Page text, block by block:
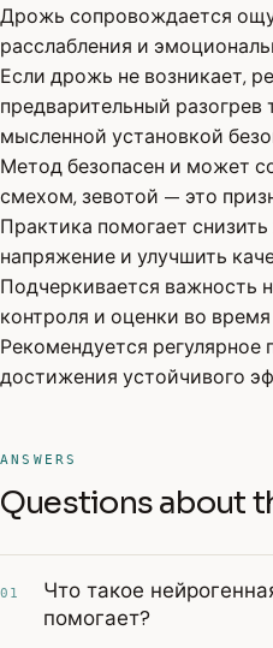
Дрожь сопровождается
расслабления и
Если дрожь не возникает,
предварительный разогрев
мысленной установкой
Метод безопасен и может
смехом, зевотой — это
Практика помогает
напряжение и улучшить
Подчеркивается важность
контроля и оценки во
Рекомендуется регулярное
достижения устойчивого
ANSWERS
Questions about
01
Что такое
помогает?